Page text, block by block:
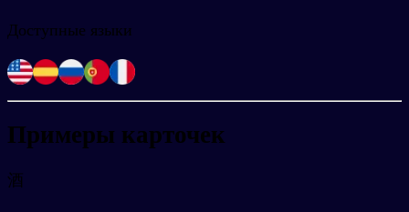
Доступные языки
Примеры карточек
酒